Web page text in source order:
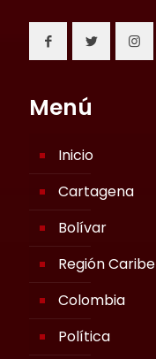
Menú
Inicio
Cartagena
Bolívar
Región Caribe
Colombia
Política